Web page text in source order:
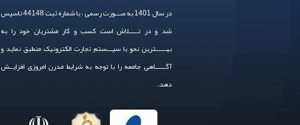
در سال 1401 به صـــورت رسمی ، با شماره ثبت 44148 تاسیس
شد و در تـــــلاش است کسب و کار مشتریان خود را به
بهــــــترین نحو با سیـــستم تجارت الکترونیک منطبق نماید و
آگــــــاهی جامعه را با توجه به شرایط مدرن امروزی افزایــش
دهد.